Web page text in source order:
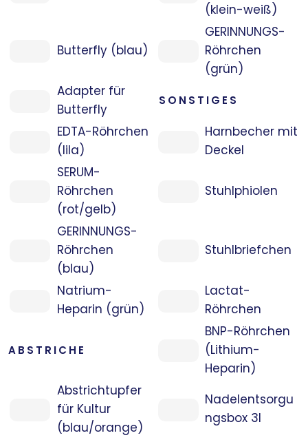
Butterfly (blau)
Adapter für
Butterfly
EDTA-Röhrchen
(lila)
ABSTRICHE
SERUM-
Röhrchen
(rot/gelb)
GERINNUNGS-
Röhrchen
(blau)
Natrium-
Heparin (grün)
Abstrichtupfer
für Kultur
(blau/orange)
(klein-weiß)
GERINNUNGS-
Röhrchen
(grün)
Harnbecher mit
Deckel
Stuhlphiolen
Stuhlbriefchen
Lactat-
Röhrchen
BNP-Röhrchen
(Lithium-
Heparin)
Nadelentsorgu
ngsbox 3l
SONSTIGES